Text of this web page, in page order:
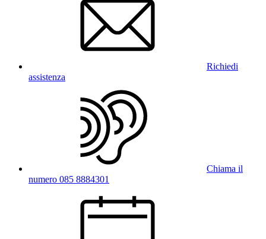
Richiedi
assistenza
Chiama il
numero 085 8884301